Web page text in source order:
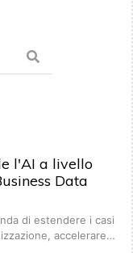
l'AI a livello
Data
di estendere i casi
accelerare…